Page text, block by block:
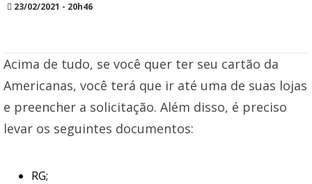
23/02/2021 - 20h46
Acima de tudo, se você quer ter seu cartão da
Americanas, você terá que ir até uma de suas lojas
e preencher a solicitação. Além disso, é preciso
levar os seguintes documentos:
RG;